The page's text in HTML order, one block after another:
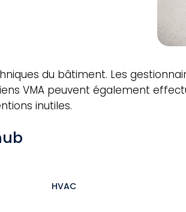
du bâtiment. Les
VMA peuvent également
inutiles.
HVAC